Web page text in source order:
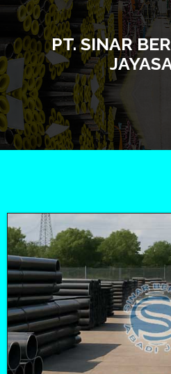
PT. SINAR